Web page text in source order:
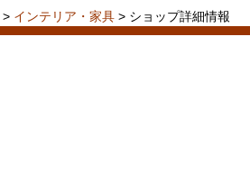
> インテリア・家具 > ショップ詳細情報